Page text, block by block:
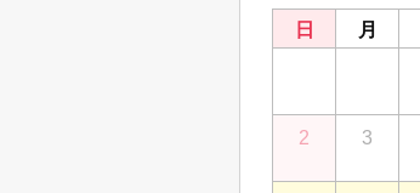
日 月
2 3